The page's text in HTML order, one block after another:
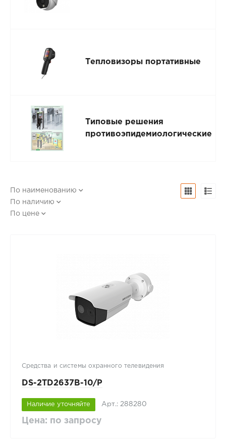
Тепловизоры портативные
Типовые решения
противоэпидемиологические
По наименованию
По наличию
По цене
Средства и системы охранного телевидения
DS-2TD2637B-10/P
Наличие уточняйте Арт.: 288280
Цена: по запросу